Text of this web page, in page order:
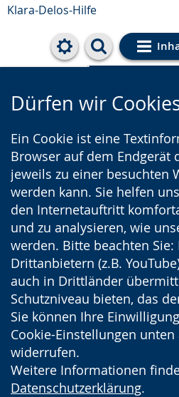
Klara-Delos-Hilfe
Cookie-
Dürfen wir
Ein Cookie ist eine
Browser auf dem Endgerät
jeweils zu einer besuchten
werden kann. Sie helfen
den Internetauftritt
und zu analysieren, wie
werden. Bitte beachten Sie:
Drittanbietern (z.B.
auch in Drittländer
Schutzniveau bieten, das
Sie können Ihre
Cookie-Einstellungen unten
widerrufen.
Weitere Informationen
Datenschutzerklärung.